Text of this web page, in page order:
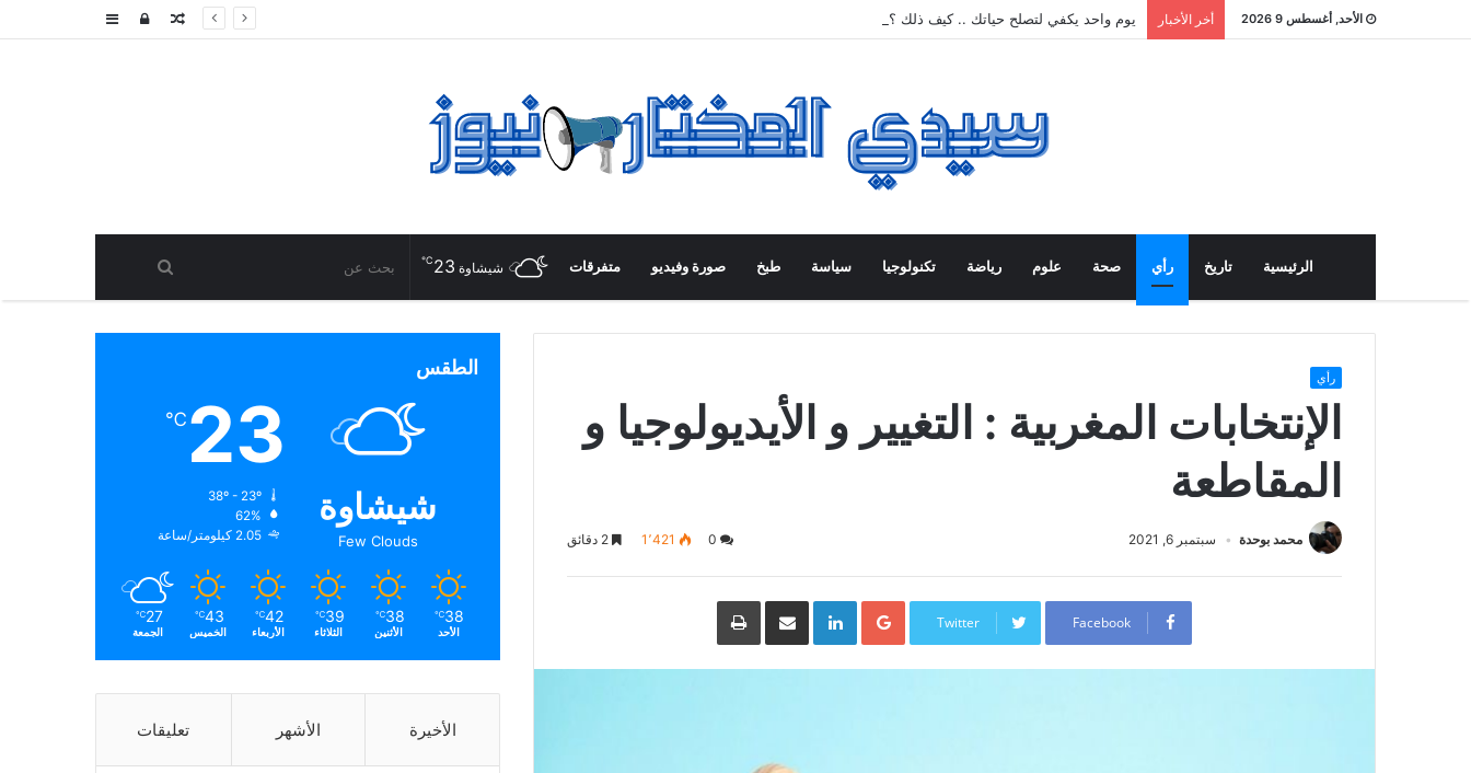
الأحد, أغسطس 9 2026 أخر الأخبار يوم واحد يكفي لتصلح حياتك .. كيف ذلك ؟ إضافةتسجيلمقال
الرئيسية تاريخ رأي صحة علوم رياضة تكنولوجيا سياسة طبخ صورة وفيديو متفرقات شيشاوة 23
℃
رأي
الإنتخابات المغربية : التغيير و الأيديولوجيا و
المقاطعة
محمد بوحدة سبتمبر 6, 2021 1٬421
Facebook
Twitter
Google+
LinkedInمشاركة
البريد
طباعة
الطقس
شيشاوة
Few Clouds
23
℃
الرطوبة:
الرياح:
38
℃
الأحد
38
℃
الأثنين
39
℃
الثلاثاء
42
℃
الأربعاء
43
℃
الخميس
27
℃
الجمعة
الأخيرة الأشهر تعليقات